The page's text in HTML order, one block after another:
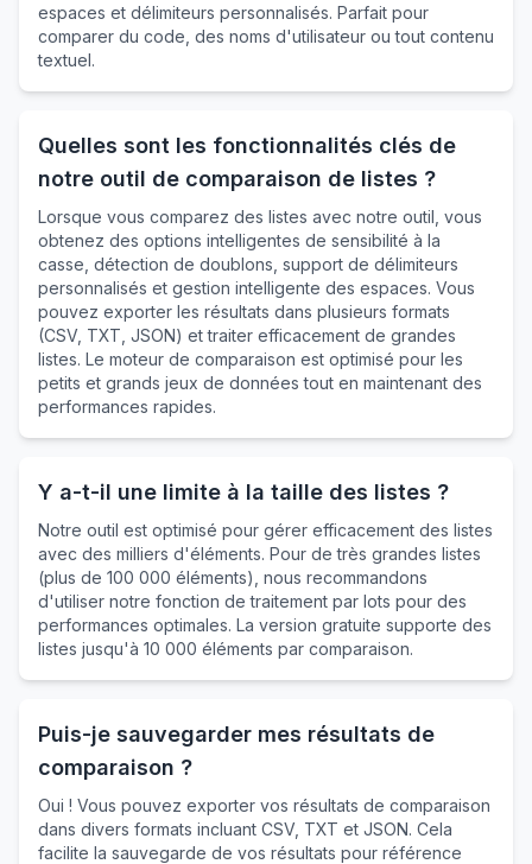
espaces et délimiteurs personnalisés. Parfait pour
comparer du code, des noms d'utilisateur ou tout contenu
textuel.
Quelles sont les fonctionnalités clés de
notre outil de comparaison de listes ?
Lorsque vous comparez des listes avec notre outil, vous
obtenez des options intelligentes de sensibilité à la
casse, détection de doublons, support de délimiteurs
personnalisés et gestion intelligente des espaces. Vous
pouvez exporter les résultats dans plusieurs formats
(CSV, TXT, JSON) et traiter efficacement de grandes
listes. Le moteur de comparaison est optimisé pour les
petits et grands jeux de données tout en maintenant des
performances rapides.
Y a-t-il une limite à la taille des listes ?
Notre outil est optimisé pour gérer efficacement des listes
avec des milliers d'éléments. Pour de très grandes listes
(plus de 100 000 éléments), nous recommandons
d'utiliser notre fonction de traitement par lots pour des
performances optimales. La version gratuite supporte des
listes jusqu'à 10 000 éléments par comparaison.
Puis-je sauvegarder mes résultats de
comparaison ?
Oui ! Vous pouvez exporter vos résultats de comparaison
dans divers formats incluant CSV, TXT et JSON. Cela
facilite la sauvegarde de vos résultats pour référence